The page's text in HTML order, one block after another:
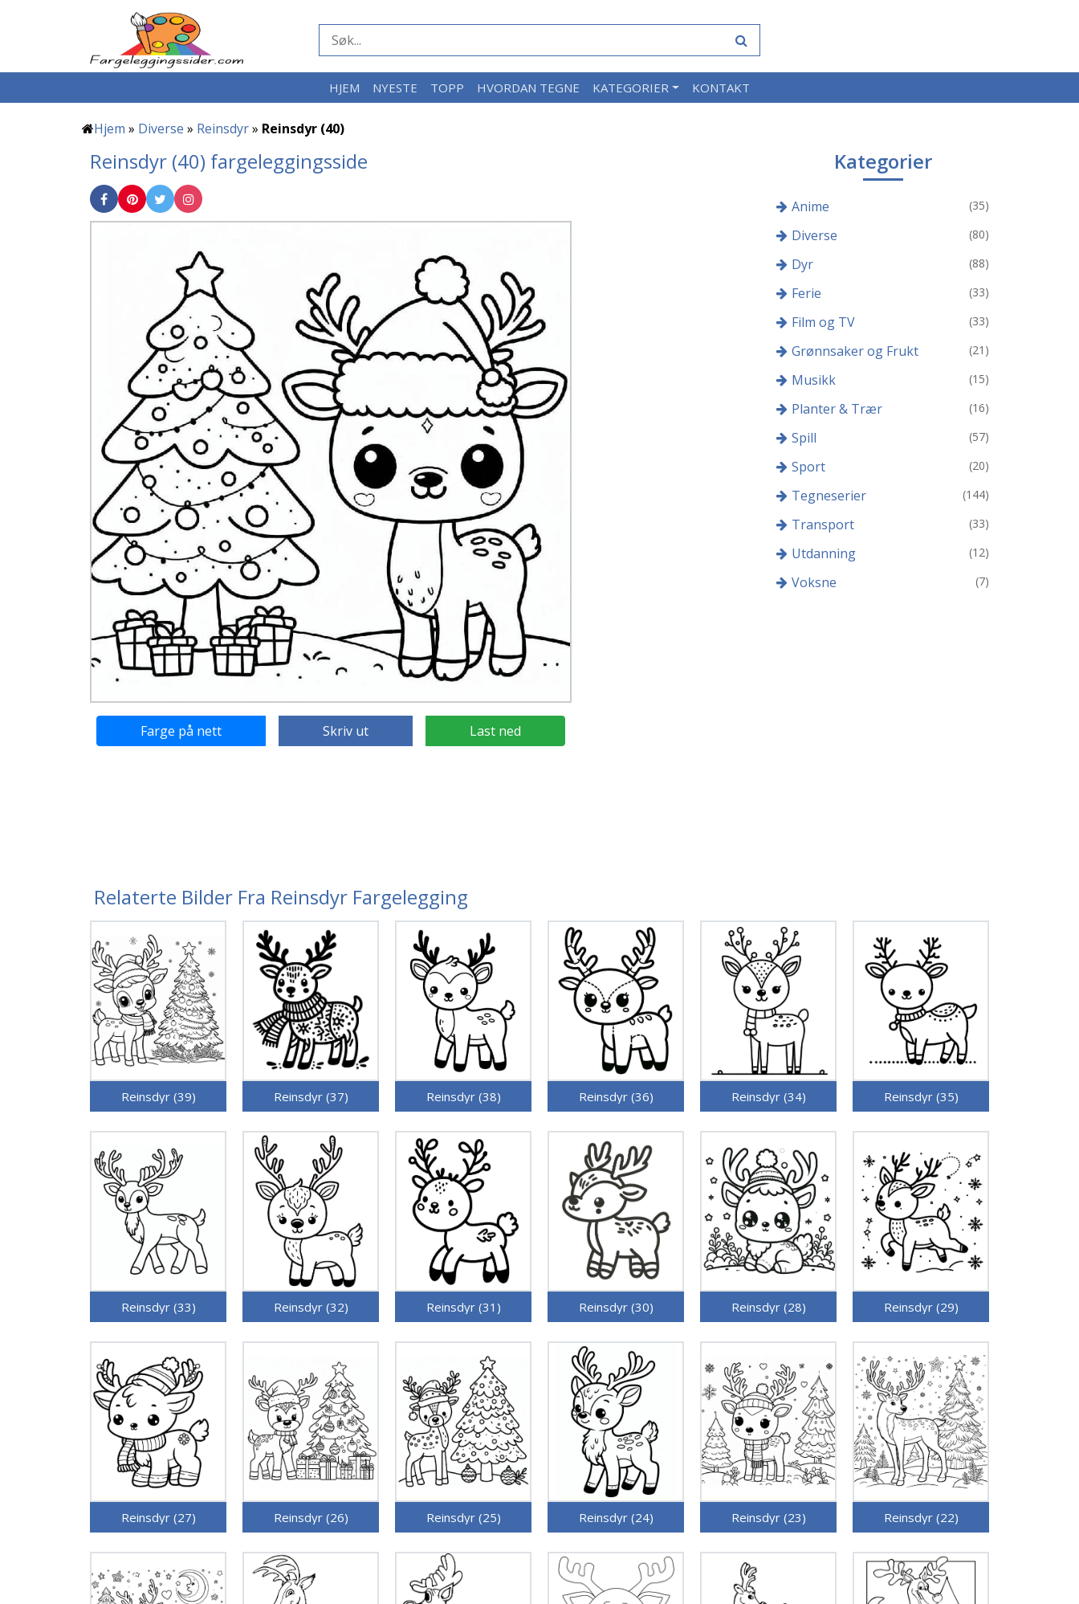
HJEM NYESTE TOPP HVORDAN TEGNE KATEGORIER KONTAKT
Hjem » Diverse » Reinsdyr» Reinsdyr (40)
Reinsdyr (40) fargeleggingsside
Farge på nett Skriv ut Last ned
Kategorier
Anime (35)
Diverse (80)
Dyr (88)
Ferie (33)
Film og TV (33)
Grønnsaker og Frukt (21)
Musikk (15)
Planter & Trær (16)
Spill (57)
Sport (20)
Tegneserier (144)
Transport (33)
Utdanning (12)
Voksne (7)
Relaterte Bilder Fra Reinsdyr Fargelegging
Reinsdyr (39) Reinsdyr (37) Reinsdyr (38) Reinsdyr (36) Reinsdyr (34) Reinsdyr (35)
Reinsdyr (33) Reinsdyr (32) Reinsdyr (31) Reinsdyr (30) Reinsdyr (28) Reinsdyr (29)
Reinsdyr (27) Reinsdyr (26) Reinsdyr (25) Reinsdyr (24) Reinsdyr (23) Reinsdyr (22)